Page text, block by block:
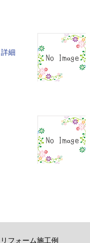
細
リフォーム施工例